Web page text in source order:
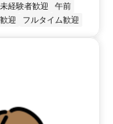
未経験者歓迎
午前
迎 フルタイム歓迎